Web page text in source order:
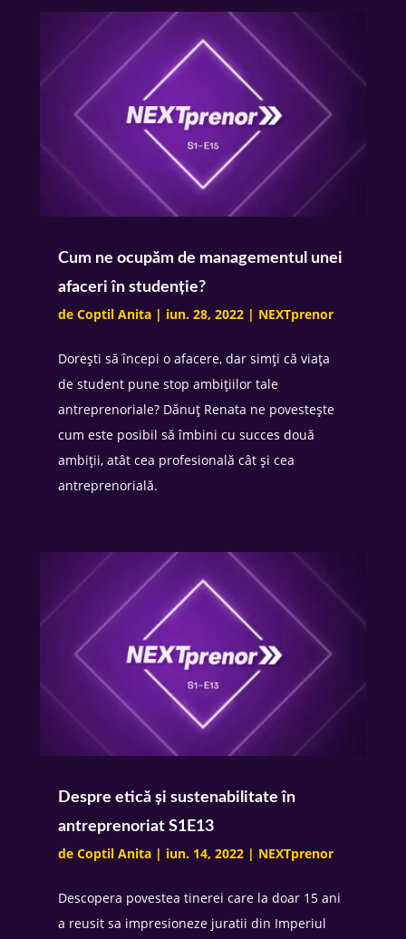
Cum ne ocupăm de managementul unei
afaceri în studenție?
de Coptil Anita| iun. 28, 2022| NEXTprenor
Dorești să începi o afacere, dar simți că viața
de student pune stop ambițiilor tale
antreprenoriale? Dănuț Renata ne povestește
cum este posibil să îmbini cu succes două
ambiții, atât cea profesională cât și cea
antreprenorială.
Despre etică și sustenabilitate în
antreprenoriat S1E13
de Coptil Anita| iun. 14, 2022| NEXTprenor
Descopera povestea tinerei care la doar 15 ani
a reusit sa impresioneze juratii din Imperiul